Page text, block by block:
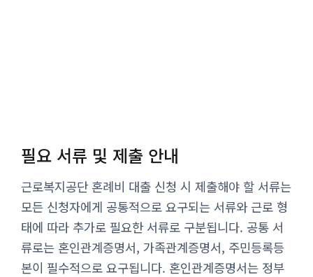
필요 서류 및 제출 안내
근로복지공단 혼례비 대출 신청 시 제출해야 할 서류는
모든 신청자에게 공통적으로 요구되는 서류와 근로 형
태에 따라 추가로 필요한 서류로 구분됩니다. 공통 서
류로는 혼인관계증명서, 가족관계증명서, 주민등록등
본이 필수적으로 요구됩니다. 혼인관계증명서는 정부